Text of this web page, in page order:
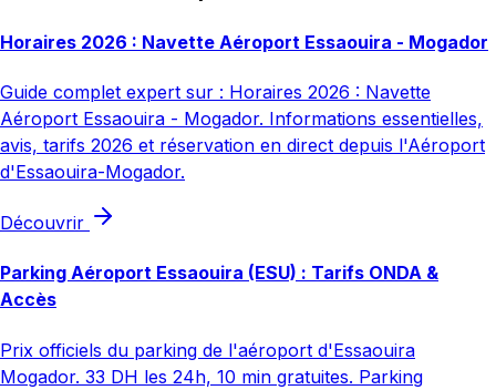
Horaires 2026 : Navette Aéroport Essaouira - Mogador
Guide complet expert sur : Horaires 2026 : Navette
Aéroport Essaouira - Mogador. Informations essentielles,
avis, tarifs 2026 et réservation en direct depuis l'Aéroport
d'Essaouira-Mogador.
Découvrir
Parking Aéroport Essaouira (ESU) : Tarifs ONDA &
Accès
Prix officiels du parking de l'aéroport d'Essaouira
Mogador. 33 DH les 24h, 10 min gratuites. Parking